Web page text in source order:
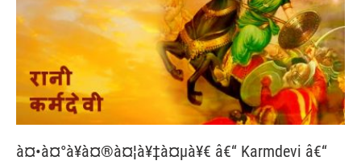
à¤•à¤°à¥à¤®à¤¦à¥‡à¤µà¥€ â€“ Karmdevi â€“